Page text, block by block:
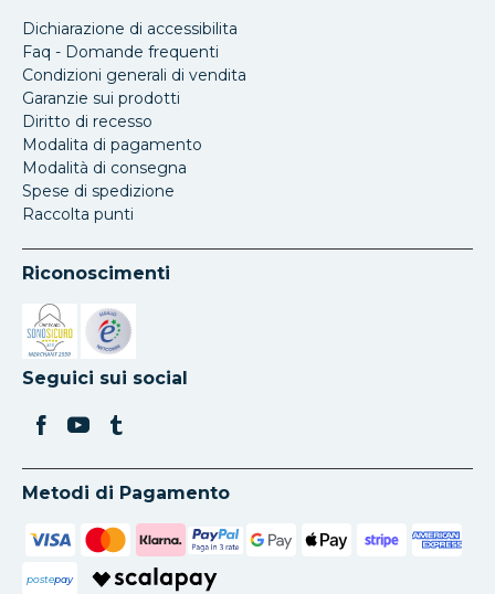
Dichiarazione di accessibilita
Faq - Domande frequenti
Condizioni generali di vendita
Garanzie sui prodotti
Diritto di recesso
Modalita di pagamento
Modalità di consegna
Spese di spedizione
Raccolta punti
Riconoscimenti
Si apre in una nuova scheda
Si apre in una nuova scheda
Seguici sui social
Metodi di Pagamento
postepay